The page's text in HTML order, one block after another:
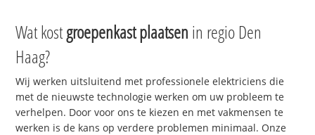
Wat kostgroepenkast plaatsen in regio Den
Haag?
Wij werken uitsluitend met professionele elektriciens die
met de nieuwste technologie werken om uw probleem te
verhelpen. Door voor ons te kiezen en met vakmensen te
werken is de kans op verdere problemen minimaal. Onze